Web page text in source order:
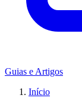
Guias e Artigos
Início